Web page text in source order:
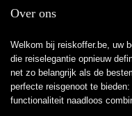
Over ons
Welkom bij reiskoffer.be, uw
die reiselegantie opnieuw
net zo belangrijk als de
perfecte reisgenoot te
functionaliteit naadloos